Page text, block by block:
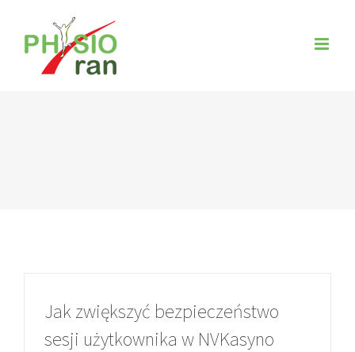
springen
Jak zwiększyć bezpieczeństwo
sesji użytkownika w NVKasyno